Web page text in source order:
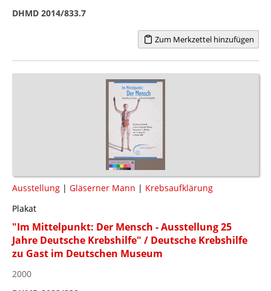
DHMD 2014/833.7
Zum Merkzettel hinzufügen
Ausstellung | Gläserner Mann | Krebsaufklärung
Plakat
"Im Mittelpunkt: Der Mensch - Ausstellung 25
Jahre Deutsche Krebshilfe" / Deutsche Krebshilfe
zu Gast im Deutschen Museum
2000